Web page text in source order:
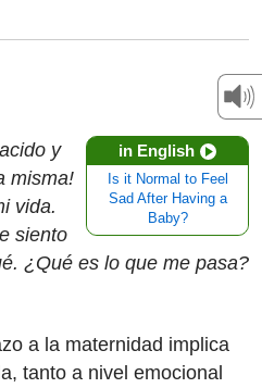
in English
Is it Normal to Feel
Sad After Having a
Baby?
y
misma!
vida.
siento
¿Qué es lo que me pasa?
a la maternidad implica
tanto a nivel emocional